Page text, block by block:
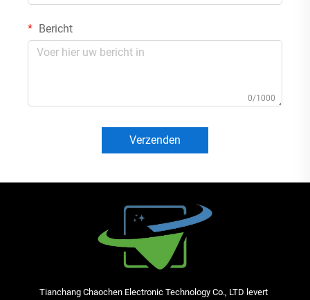
Bericht
0/1000
Verzenden
Tianchang Chaochen Electronic Technology Co., LTD levert